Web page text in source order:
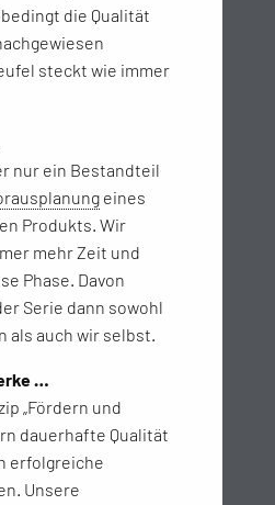
die Qualität
steckt wie immer
nur ein Bestandteil
eines
Produkts. Wir
mehr Zeit und
Phase. Davon
Serie dann sowohl
als auch wir selbst.
…
„Fördern und
dauerhafte Qualität
erfolgreiche
Unsere